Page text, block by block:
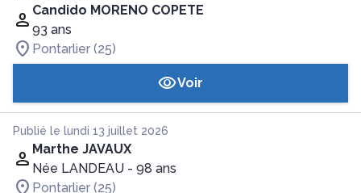
Candido MORENO COPETE
93 ans
Pontarlier (25)
Voir
Publié le lundi 13 juillet 2026
Marthe JAVAUX
Née LANDEAU - 98 ans
Pontarlier (25)